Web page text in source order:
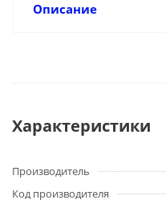
Описание
Характеристики
Производитель
Код производителя